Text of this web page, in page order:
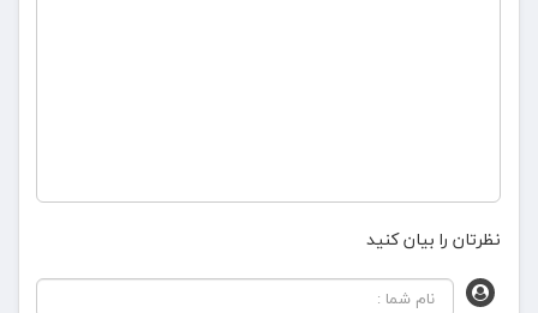
نظرتان را بیان کنید